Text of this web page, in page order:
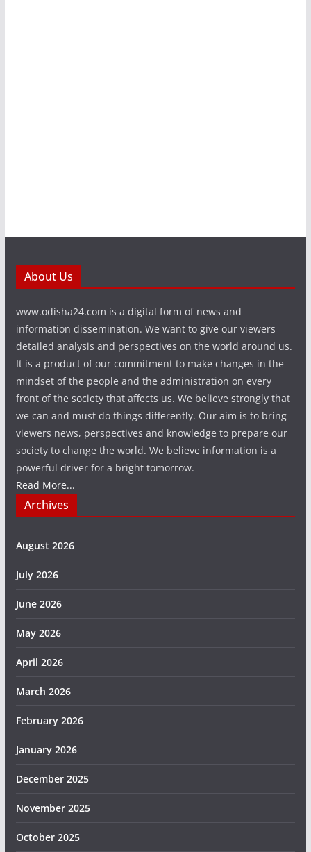
About Us
www.odisha24.com is a digital form of news and
information dissemination. We want to give our viewers
detailed analysis and perspectives on the world around us.
It is a product of our commitment to make changes in the
mindset of the people and the administration on every
front of the society that affects us. We believe strongly that
we can and must do things differently. Our aim is to bring
viewers news, perspectives and knowledge to prepare our
society to change the world. We believe information is a
powerful driver for a bright tomorrow.
Read More...
Archives
August 2026
July 2026
June 2026
May 2026
April 2026
March 2026
February 2026
January 2026
December 2025
November 2025
October 2025